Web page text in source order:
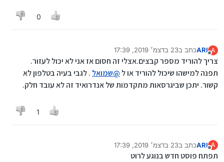
0
A
מנותק
ARIכתב ב23 בדצמ׳ 2019, 17:39
נערך לאחרונה על ידי
צריך להוריד מספר קבצים.אצלי זה חסום אז אני לא יכול לעזור.
תפנה למישהו שיכול להוריד או ל @שמואל . לגבי בעיה בטלפון לא
קשור. יתכן שביגרסאות מתקדמות של אנדרואיד זה לא עובד חלק.
1
A
מנותק
ARIכתב ב23 בדצמ׳ 2019, 17:39
נערך לאחרונה על ידי
תפתח פוסט חדש בנוגע לרוט